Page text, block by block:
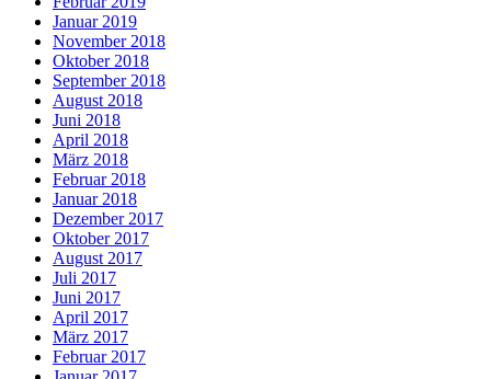
Januar 2019
November 2018
Oktober 2018
September 2018
August 2018
Juni 2018
April 2018
März 2018
Februar 2018
Januar 2018
Dezember 2017
Oktober 2017
August 2017
Juli 2017
Juni 2017
April 2017
März 2017
Februar 2017